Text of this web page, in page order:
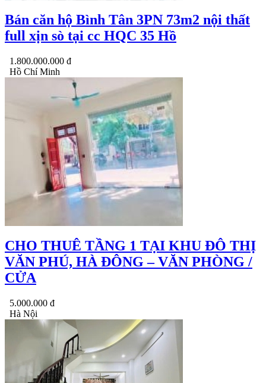
Bán căn hộ Bình Tân 3PN 73m2 nội thất
full xịn sò tại cc HQC 35 Hồ
1.800.000.000 đ
Hồ Chí Minh
CHO THUÊ TẦNG 1 TẠI KHU ĐÔ THỊ
VĂN PHÚ, HÀ ĐÔNG – VĂN PHÒNG /
CỬA
5.000.000 đ
Hà Nội